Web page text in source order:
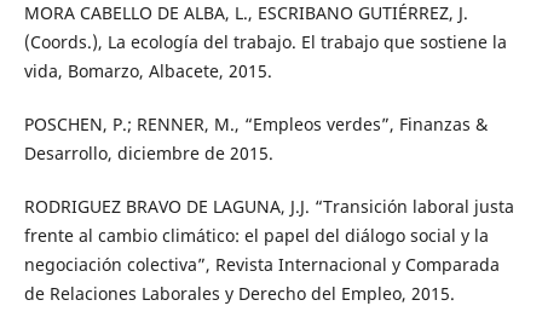
MORA CABELLO DE ALBA, L., ESCRIBANO GUTIÉRREZ, J.
(Coords.), La ecología del trabajo. El trabajo que sostiene la
vida, Bomarzo, Albacete, 2015.
POSCHEN, P.; RENNER, M., “Empleos verdes”, Finanzas &
Desarrollo, diciembre de 2015.
RODRIGUEZ BRAVO DE LAGUNA, J.J. “Transición laboral justa
frente al cambio climático: el papel del diálogo social y la
negociación colectiva”, Revista Internacional y Comparada
de Relaciones Laborales y Derecho del Empleo, 2015.